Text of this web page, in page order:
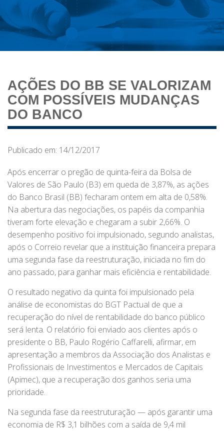
AÇÕES DO BB SE VALORIZAM
COM POSSÍVEIS MUDANÇAS
DO BANCO
Publicado em: 14/12/2017
Após encerrar o pregão de quinta-feira da Bolsa de
Valores de São Paulo (B3) em queda de 3,87%, as ações
do Banco Brasil (BB) fecharam ontem em alta de 0,58%.
Na abertura das negociações, os papéis da companhia
tiveram forte elevação e chegaram a subir 2,66%. O
desempenho positivo foi impulsionado, segundo analistas,
após o Correio revelar que a instituição financeira prepara
uma segunda fase da reestruturação, iniciada no fim do
ano passado, para ganhar mais eficiência e rentabilidade.
O resultado negativo da quinta foi impulsionado pela
análise de economistas do BGT Pactual de que a
recuperação do nível de rentabilidade do banco público
será lenta. O relatório foi enviado aos clientes após o
presidente o BB, Paulo Rogério Caffarelli, afirmar, em
apresentação a membros da Associação dos Analistas e
Profissionais de Investimentos e Mercados de Capitais
(Apimec), que a recuperação dos ganhos seria uma
prioridade.
Na segunda fase da reestruturação — após garantir uma
economia de R$ 3,1 bilhões com a saída de 9,4 mil